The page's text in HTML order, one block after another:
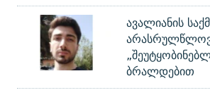
ავალიანის
ბრალდებით